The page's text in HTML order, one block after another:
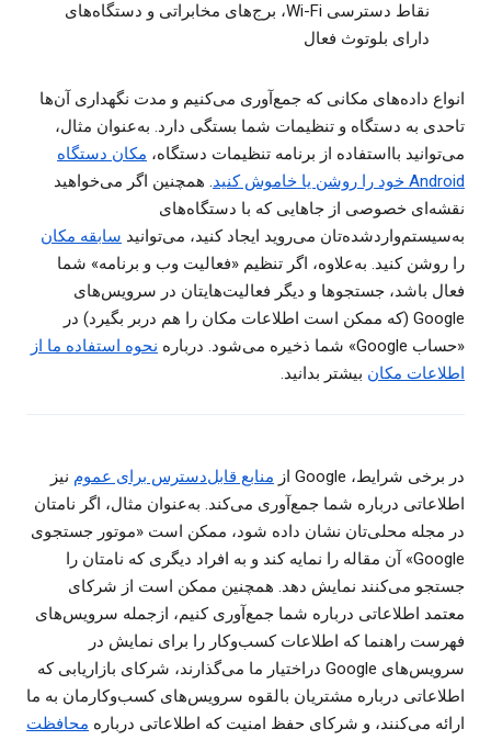
نقاط دسترسی Wi-Fi، برج‌های مخابراتی و دستگاه‌های
دارای بلوتوث فعال
انواع داده‌های مکانی که جمع‌آوری می‌کنیم و مدت نگهداری آن‌ها
تاحدی به دستگاه و تنظیمات شما بستگی دارد. به‌عنوان مثال،
می‌توانید بااستفاده از برنامه تنظیمات دستگاه، مکان دستگاه
Android خود را روشن یا خاموش کنید
. همچنین اگر می‌خواهید
نقشه‌ای خصوصی از جاهایی که با دستگاه‌های
به‌سیستم‌واردشده‌تان می‌روید ایجاد کنید، می‌توانید سابقه مکان
را روشن کنید. به‌علاوه، اگر تنظیم «فعالیت وب و برنامه» شما
فعال باشد، جستجوها و دیگر فعالیت‌هایتان در سرویس‌های
Google (که ممکن است اطلاعات مکان را هم دربر بگیرد) در
«حساب Google» شما ذخیره می‌شود. درباره
نحوه استفاده ما از
اطلاعات مکان بیشتر بدانید.
در برخی شرایط، Google از منابع قابل‌دسترس برای عموم نیز
اطلاعاتی درباره شما جمع‌آوری می‌کند. به‌عنوان مثال، اگر نامتان
در مجله محلی‌تان نشان داده شود، ممکن است «موتور جستجوی
Google» آن مقاله را نمایه کند و به افراد دیگری که نامتان را
جستجو می‌کنند نمایش دهد. همچنین ممکن است از شرکای
معتمد اطلاعاتی درباره شما جمع‌آوری کنیم، ازجمله سرویس‌های
فهرست راهنما که اطلاعات کسب‌وکار را برای نمایش در
سرویس‌های Google دراختیار ما می‌گذارند، شرکای بازاریابی که
اطلاعاتی درباره مشتریان بالقوه سرویس‌های کسب‌وکارمان به ما
ارائه می‌کنند، و شرکای حفظ امنیت که اطلاعاتی درباره محافظت